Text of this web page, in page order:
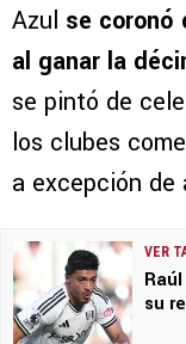
Azul se coronó
al ganar la
se pintó de
los clubes
a excepción de
VER
su